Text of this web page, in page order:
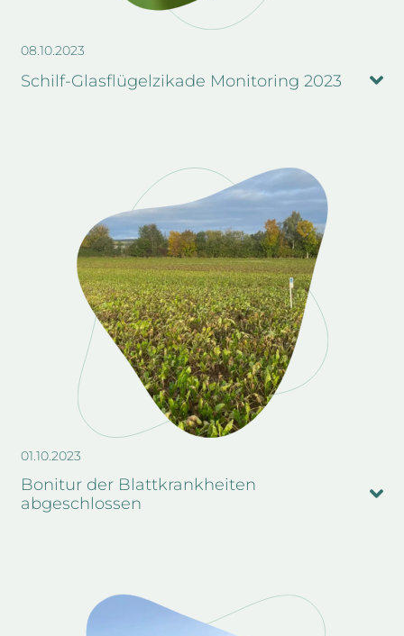
08.10.2023
Schilf-Glasflügelzikade Monitoring 2023
01.10.2023
Bonitur der Blattkrankheiten
abgeschlossen